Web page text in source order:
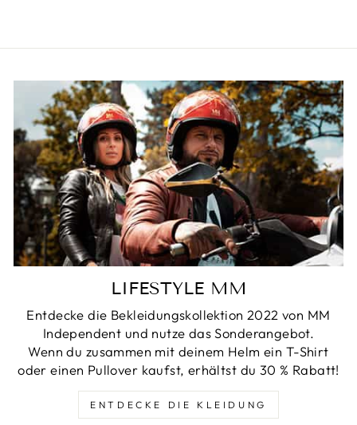
LIFESTYLE MM
Entdecke die Bekleidungskollektion 2022 von MM
Independent und nutze das Sonderangebot.
Wenn du zusammen mit deinem Helm ein T-Shirt
oder einen Pullover kaufst, erhältst du 30 % Rabatt!
ENTDECKE DIE KLEIDUNG